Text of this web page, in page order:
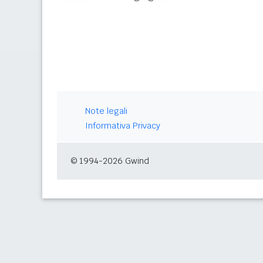
Note legali
Informativa Privacy
© 1994-2026 Gwind